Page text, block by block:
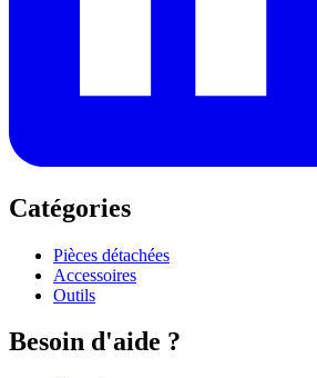
Catégories
Pièces détachées
Accessoires
Outils
Besoin d'aide ?